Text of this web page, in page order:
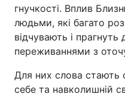
гнучкості. Вплив
людьми, які багато
відчувають і прагнуть
переживаннями з
Для них слова стають
себе та навколишній